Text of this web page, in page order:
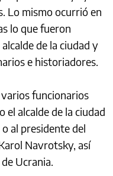
Lo mismo ocurrió en
lo que fueron
de la ciudad y
e historiadores.
funcionarios
el alcalde de la ciudad
al presidente del
Navrotsky, así
Ucrania.